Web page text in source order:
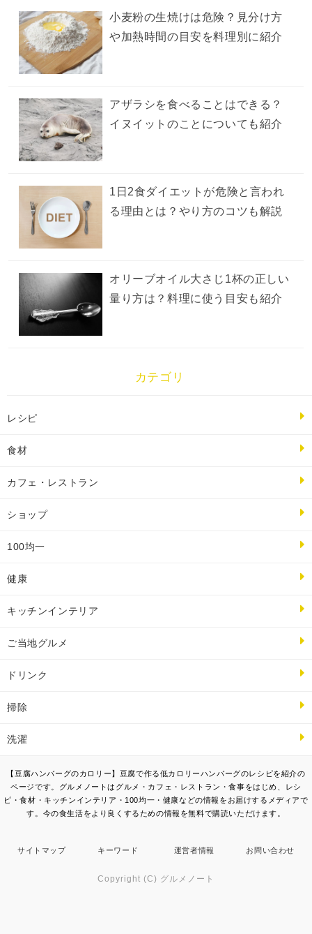
小麦粉の生焼けは危険？見分け方
や加熱時間の目安を料理別に紹介
アザラシを食べることはできる？
イヌイットのことについても紹介
1日2食ダイエットが危険と言われ
る理由とは？やり方のコツも解説
オリーブオイル大さじ1杯の正しい
量り方は？料理に使う目安も紹介
カテゴリ
レシピ
食材
カフェ・レストラン
ショップ
100均一
健康
キッチンインテリア
ご当地グルメ
ドリンク
掃除
洗濯
【豆腐ハンバーグのカロリー】豆腐で作る低カロリーハンバーグのレシピを紹介の
ページです。グルメノートはグルメ・カフェ・レストラン・食事をはじめ、レシ
ピ・食材・キッチンインテリア・100均一・健康などの情報をお届けするメディアで
す。今の食生活をより良くするための情報を無料で購読いただけます。
サイトマップ キーワード 運営者情報 お問い合わせ
Copyright (C) グルメノート